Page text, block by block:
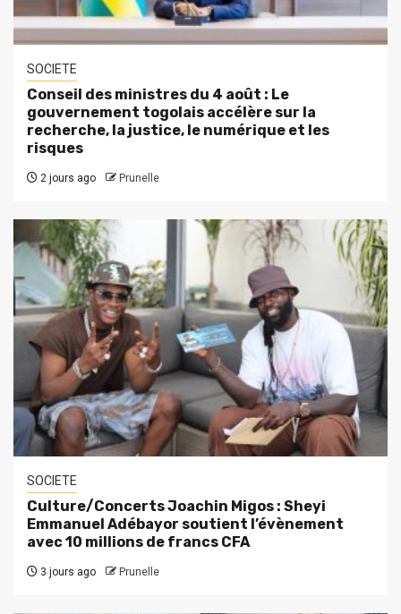
SOCIETE
Conseil des ministres du 4 août : Le
gouvernement togolais accélère sur la
recherche, la justice, le numérique et les
risques
2 jours ago Prunelle
SOCIETE
Culture/Concerts Joachin Migos : Sheyi
Emmanuel Adébayor soutient l’évènement
avec 10 millions de francs CFA
3 jours ago Prunelle